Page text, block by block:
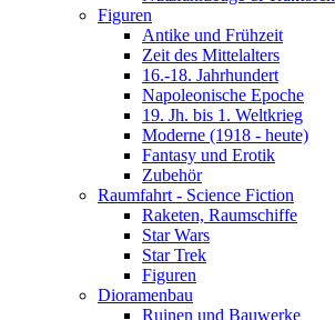
Figuren
Antike und Frühzeit
Zeit des Mittelalters
16.-18. Jahrhundert
Napoleonische Epoche
19. Jh. bis 1. Weltkrieg
Moderne (1918 - heute)
Fantasy und Erotik
Zubehör
Raumfahrt - Science Fiction
Raketen, Raumschiffe
Star Wars
Star Trek
Figuren
Dioramenbau
Ruinen und Bauwerke